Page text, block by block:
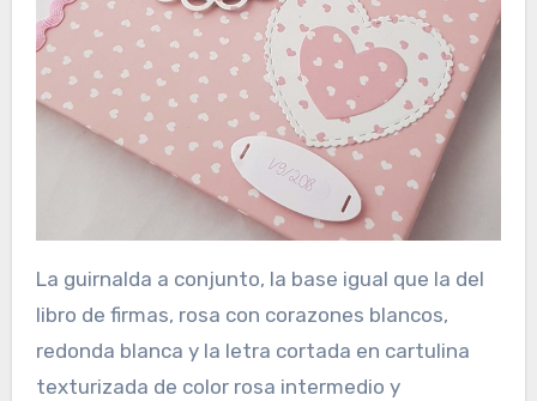
La guirnalda a conjunto, la base igual que la del
libro de firmas, rosa con corazones blancos,
redonda blanca y la letra cortada en cartulina
texturizada de color rosa intermedio y